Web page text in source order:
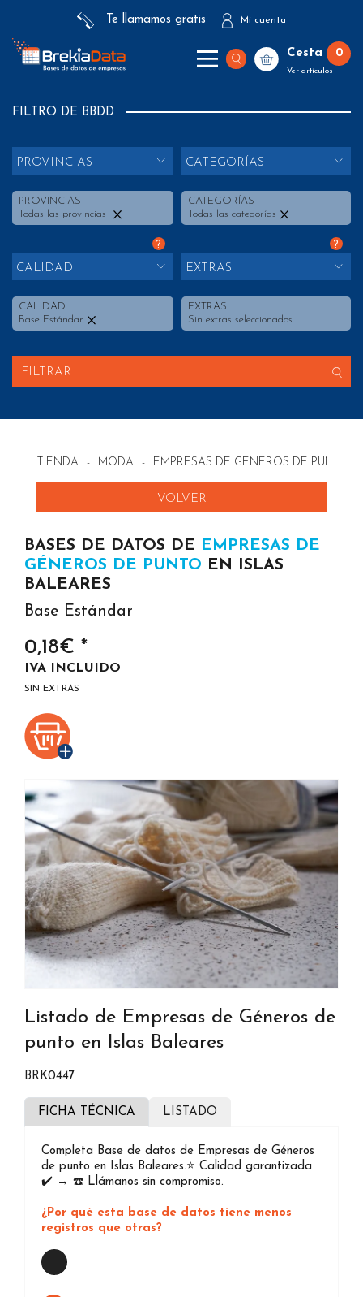
Te llamamos gratis Mi cuenta
Cesta 0
Ver artículos
FILTRO DE BBDD
PROVINCIAS
PROVINCIAS
Todas las provincias
CATEGORÍAS
CATEGORÍAS
Todas las categorías
?
CALIDAD
CALIDAD
Base Estándar
?
EXTRAS
EXTRAS
Sin extras seleccionados
FILTRAR
TIENDA - MODA - EMPRESAS DE GÉNEROS DE PUNTO
VOLVER
BASES DE DATOS DE EMPRESAS DE
GÉNEROS DE PUNTO EN ISLAS
BALEARES
Base Estándar
0,18€ *
IVA INCLUIDO
SIN EXTRAS
Listado de Empresas de Géneros de
punto en Islas Baleares
BRK0447
FICHA TÉCNICA LISTADO
Completa Base de datos de Empresas de Géneros
de punto en Islas Baleares.⭐️ Calidad garantizada
✔️ → ☎️ Llámanos sin compromiso.
¿Por qué esta base de datos tiene menos
registros que otras?